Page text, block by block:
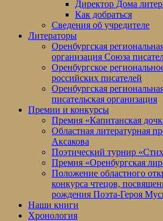
Директор Дома
Как добраться
Сведения об учредителе
Литераторы
Оренбургская
организация Союза
Оренбургское
российских писателей
Оренбургская
писательская организация
Премии и конкурсы
Премия «Капитанская
Областная литературная
Аксакова
Поэтический турнир
Премия «Оренбургская
Положение областного
конкурса чтецов,
рождения Поэта-Героя
Наши книги
Хронология